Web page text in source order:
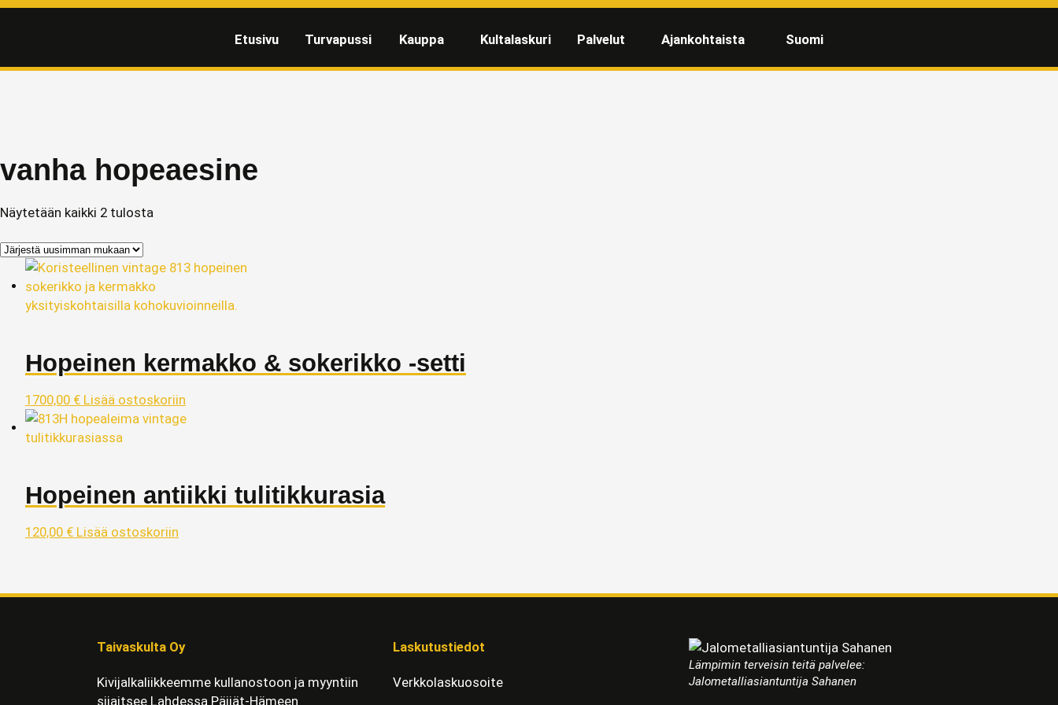
Etusivu Turvapussi Kauppa Kultalaskuri Palvelut Ajankohtaista Suomi
vanha hopeaesine
Näytetään kaikki 2 tulosta
Hopeinen kermakko & sokerikko -setti
1700,00 € Lisää ostoskoriin
Hopeinen antiikki tulitikkurasia
120,00 € Lisää ostoskoriin
Taivaskulta Oy
Kivijalkaliikkeemme kullanostoon ja myyntiin
sijaitsee Lahdessa Päijät-Hämeen
Laskutustiedot
Verkkolaskuosoite
Lämpimin terveisin teitä palvelee:
Jalometalliasiantuntija Sahanen